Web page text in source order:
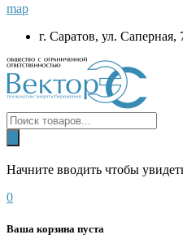
map
г. Саратов, ул. Саперная,
Начните вводить чтобы
0
Ваша корзина пуста